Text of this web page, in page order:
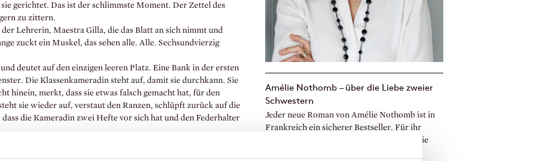
gerichtet. Das ist der schlimmste Moment. Der Zettel des
zu zittern.
Lehrerin, Maestra Gilla, die das Blatt an sich nimmt und
zuckt ein Muskel, das sehen alle. Alle. Sechsundvierzig
deutet auf den einzigen leeren Platz. Eine Bank in der ersten
Die Klassenkameradin steht auf, damit sie durchkann. Sie
hinein, merkt, dass sie etwas falsch gemacht hat, für den
sie wieder auf, verstaut den Ranzen, schlüpft zurück auf die
die Kameradin zwei Hefte vor sich hat und den Federhalter
die Sachen zu holen, die sie braucht. Gemurmel. Gekicher.
ist das der schlimmste Moment.
Amélie Nothomb – über die Liebe zweier
Schwestern
Jeder neue Roman von Amélie Nothomb ist in
Frankreich ein sicherer Bestseller. Für ihr
jüngstes Werk Le Livre des sœurs erhielt sie